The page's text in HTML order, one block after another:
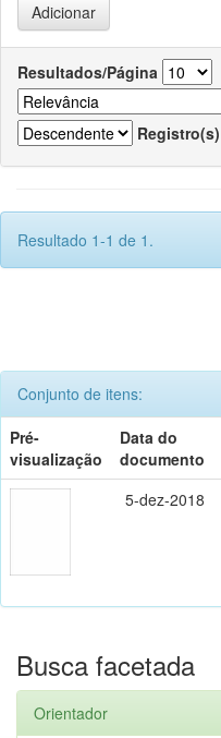
Resultados/Página
Registro(s)
Resultado 1-1 de 1.
Conjunto de itens:
Pré-
visualização
Data do
documento
5-dez-2018
Busca facetada
Orientador